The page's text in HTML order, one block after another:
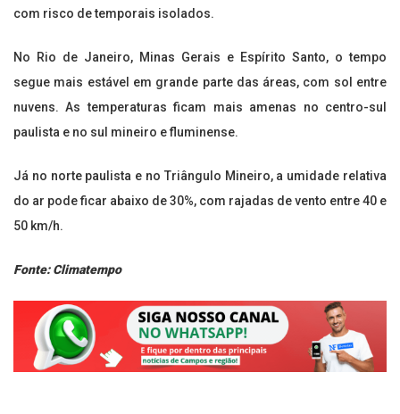
com risco de temporais isolados.
No Rio de Janeiro, Minas Gerais e Espírito Santo, o tempo
segue mais estável em grande parte das áreas, com sol entre
nuvens. As temperaturas ficam mais amenas no centro-sul
paulista e no sul mineiro e fluminense.
Já no norte paulista e no Triângulo Mineiro, a umidade relativa
do ar pode ficar abaixo de 30%, com rajadas de vento entre 40 e
50 km/h.
Fonte: Climatempo